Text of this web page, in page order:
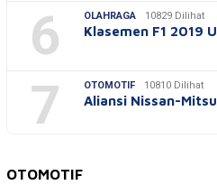
6 OLAHRAGA 10829 Dilihat
Klasemen F1 2019
7 OTOMOTIF 10810 Dilihat
Aliansi Nissan-
OTOMOTIF